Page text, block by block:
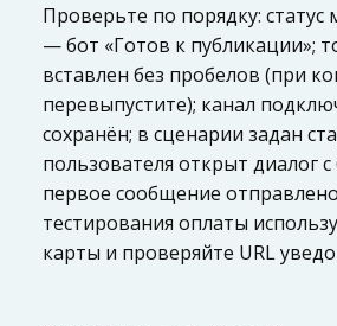
Проверьте по порядку:
— бот «Готов к публикации»;
вставлен без пробелов (при
перевыпустите); канал
сохранён; в сценарии задан
пользователя открыт диалог
первое сообщение
тестирования оплаты
карты и проверяйте URL